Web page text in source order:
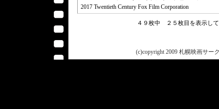
2017 Twentieth Century Fox Film Corporation
４９枚中 ２５枚目を表示し
(c)copyright 2009 札幌映画サー